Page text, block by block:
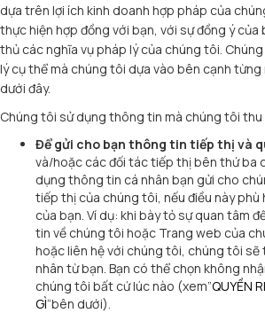
dựa trên lợi ích kinh doanh hợp pháp của
thực hiện hợp đồng với bạn, với sự đồng ý của
thủ các nghĩa vụ pháp lý của chúng tôi.
lý cụ thể mà chúng tôi dựa vào bên cạnh từng
dưới đây.
Chúng tôi sử dụng thông tin mà chúng tôi
Để gửi cho bạn thông tin tiếp thị và
và/hoặc các đối tác tiếp thị bên thứ ba
dụng thông tin cá nhân bạn gửi cho
tiếp thị của chúng tôi, nếu điều này
của bạn. Ví dụ: khi bày tỏ sự quan tâm
tin về chúng tôi hoặc Trang web của
hoặc liên hệ với chúng tôi, chúng tôi
nhân từ bạn. Bạn có thể chọn không
chúng tôi bất cứ lúc nào (xem”QUYỀN
GÌ“bên dưới).